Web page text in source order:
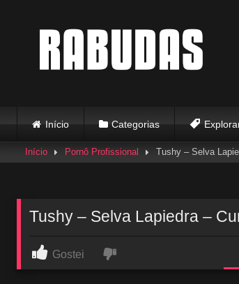
Início Categorias
Início Pornô Profissional Tushy – Selva
Tushy – Selva Lapiedra –
Gostei